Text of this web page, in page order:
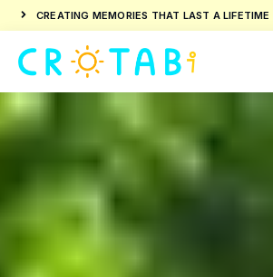
CREATING MEMORIES THAT LAST A LIFETIME